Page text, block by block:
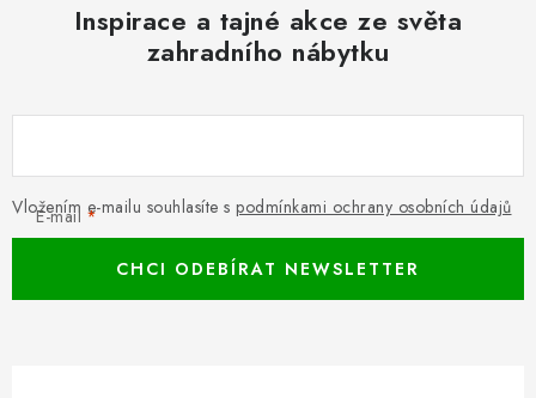
Inspirace a tajné akce ze světa
zahradního nábytku
E-mail
Vložením e-mailu souhlasíte s podmínkami ochrany osobních údajů
CHCI ODEBÍRAT NEWSLETTER